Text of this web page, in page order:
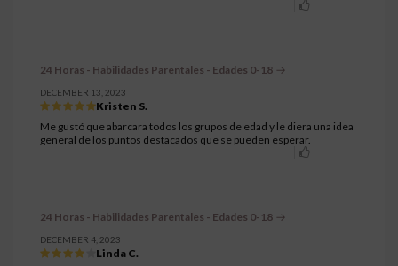
24 Horas - Habilidades Parentales - Edades 0-18
DECEMBER 13, 2023
Kristen S.
Me gustó que abarcara todos los grupos de edad y le diera una idea
general de los puntos destacados que se pueden esperar.
24 Horas - Habilidades Parentales - Edades 0-18
DECEMBER 4, 2023
Linda C.